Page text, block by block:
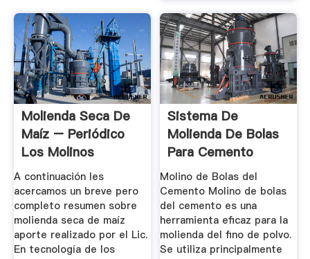
Molienda Seca De
Maíz – Periódico
Los Molinos
A continuación les
acercamos un breve pero
completo resumen sobre
molienda seca de maíz
aporte realizado por el Lic.
En tecnología de los
Sistema De
Molienda De Bolas
Para Cemento
Molino de Bolas del
Cemento Molino de bolas
del cemento es una
herramienta eficaz para la
molienda del fino de polvo.
Se utiliza principalmente